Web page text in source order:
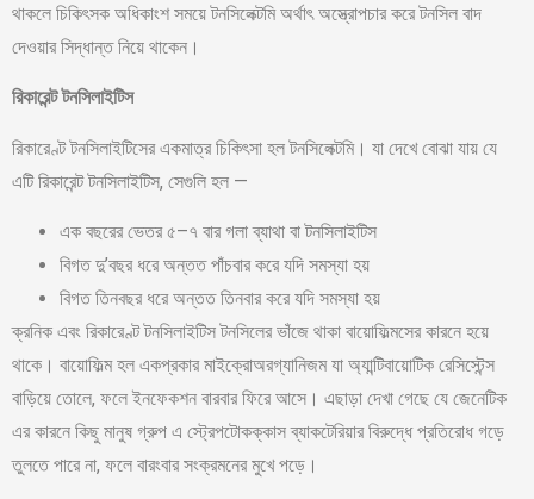
থাকলে চিকিৎসক অধিকাংশ সময়ে টনসিলেক্টমি অর্থাৎ অস্ত্রোপচার করে টনসিল বাদ
দেওয়ার সিদ্ধান্ত নিয়ে থাকেন।
রিকারেন্ট টনসিলাইটিস
রিকারেণ্ট টনসিলাইটিসের একমাত্র চিকিৎসা হল টনসিলেক্টমি। যা দেখে বোঝা যায় যে
এটি রিকারেন্ট টনসিলাইটিস, সেগুলি হল —
এক বছরের ভেতর ৫–৭ বার গলা ব্যাথা বা টনসিলাইটিস
বিগত দু’বছর ধরে অন্তত পাঁচবার করে যদি সমস্যা হয়
বিগত তিনবছর ধরে অন্তত তিনবার করে যদি সমস্যা হয়
ক্রনিক এবং রিকারেণ্ট টনসিলাইটিস টনসিলের ভাঁজে থাকা বায়োফিল্মসের কারনে হয়ে
থাকে। বায়োফিল্ম হল একপ্রকার মাইক্রোঅরগ্যানিজম যা অ্যান্টিবায়োটিক রেসিস্টেন্স
বাড়িয়ে তোলে, ফলে ইনফেকশন বারবার ফিরে আসে। এছাড়া দেখা গেছে যে জেনেটিক
এর কারনে কিছু মানুষ গ্রুপ এ স্ট্রেপটোকক্কাস ব্যাকটেরিয়ার বিরুদ্ধে প্রতিরোধ গড়ে
তুলতে পারে না, ফলে বারংবার সংক্রমনের মুখে পড়ে।